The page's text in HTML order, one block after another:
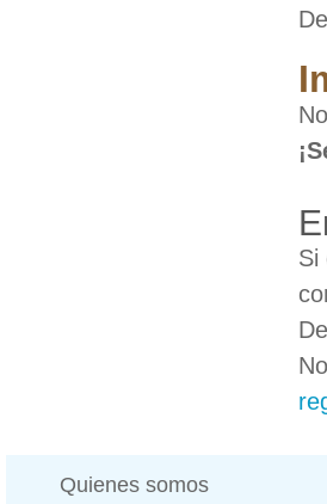
Si
Quienes somos